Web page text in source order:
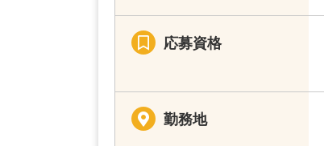
応募資格
勤務地